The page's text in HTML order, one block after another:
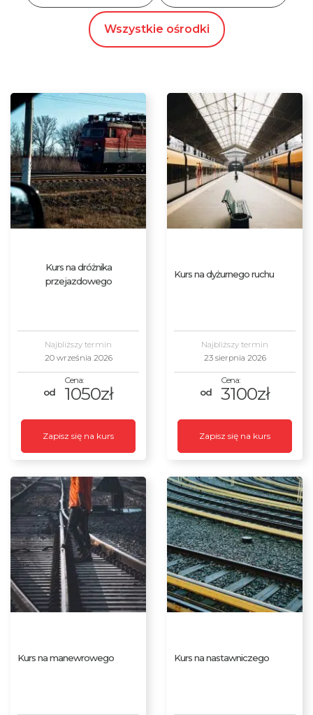
Wszystkie ośrodki
Kurs na dróżnika
przejazdowego
Najbliższy termin
20 września 2026
1050zł
Zapisz się na kurs
Kurs na dyżurnego ruchu
Najbliższy termin
23 sierpnia 2026
3100zł
Zapisz się na kurs
Kurs na manewrowego Kurs na nastawniczego